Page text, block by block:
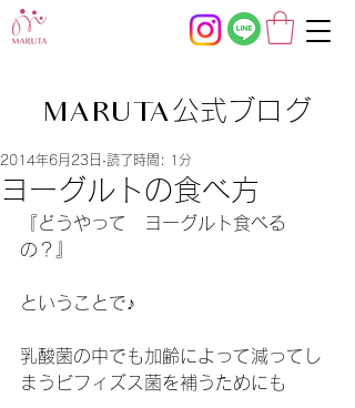
MARUTA公式ブログ
ヨーグルトの食べ方
2014年6月23日 読了時間: 1分
『どうやって　ヨーグルト食べる
の？』
ということで♪
乳酸菌の中でも加齢によって減ってし
まうビフィズス菌を補うためにも